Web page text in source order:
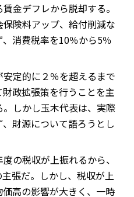
金デフレから脱却する。
険料アップ、給付削減な
消費税率を10％から5％
定的に２％を超えるまで
政拡張策を行うことを主
しかし玉木代表は、実際
財源について語ろうとし
の税収が上振れるから、
張だ。しかし、税収が上
高の影響が大きく、一時